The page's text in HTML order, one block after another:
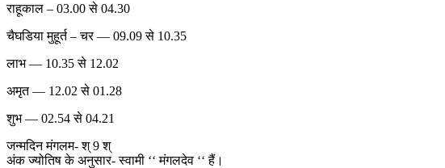
राहूकाल – 03.00 से 04.30
चैघडिया मुहूर्त – चर — 09.09 से 10.35
लाभ — 10.35 से 12.02
अमृत — 12.02 से 01.28
शुभ — 02.54 से 04.21
जन्मदिन मंगलम- श् 9 श्
अंक ज्योतिष के अनुसार- स्वामी ‘‘ मंगलदेव ‘‘ हैं।